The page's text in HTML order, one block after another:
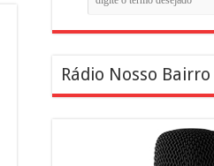
Rádio Nosso Bairro